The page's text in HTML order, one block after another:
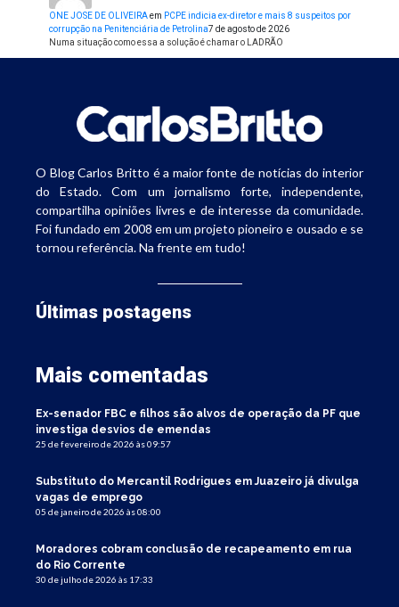
ONE JOSE DE OLIVEIRAem PCPE indicia ex-diretor e mais 8 suspeitos por
corrupção na Penitenciária de Petrolina7 de agosto de 2026
Numa situação como essa a solução é chamar o LADRÃO
O Blog Carlos Britto é a maior fonte de notícias do interior
do Estado. Com um jornalismo forte, independente,
compartilha opiniões livres e de interesse da comunidade.
Foi fundado em 2008 em um projeto pioneiro e ousado e se
tornou referência. Na frente em tudo!
Últimas postagens
Mais comentadas
Ex-senador FBC e filhos são alvos de operação da PF que
investiga desvios de emendas
25 de fevereiro de 2026 às 09:57
Substituto do Mercantil Rodrigues em Juazeiro já divulga
vagas de emprego
05 de janeiro de 2026 às 08:00
Moradores cobram conclusão de recapeamento em rua
do Rio Corrente
30 de julho de 2026 às 17:33